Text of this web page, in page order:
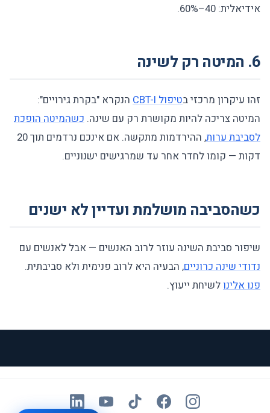
אידיאלית: 40–60%.
6. המיטה רק לשינה
זהו עיקרון מרכזי בטיפול CBT-I
הנקרא "בקרת גירויים":
המיטה צריכה להיות מקושרת רק עם שינה. כשהמיטה הופכת
לסביבת ערות
, ההירדמות מתקשה. אם אינכם נרדמים תוך 20
דקות — קומו לחדר אחר עד שמרגישים ישנוניים.
כשהסביבה מושלמת ועדיין לא ישנים
שיפור סביבת השינה עוזר לרוב האנשים — אבל לאנשים עם
נדודי שינה כרוניים, הבעיה היא לרוב פנימית ולא סביבתית.
פנו אלינולשיחת ייעוץ.